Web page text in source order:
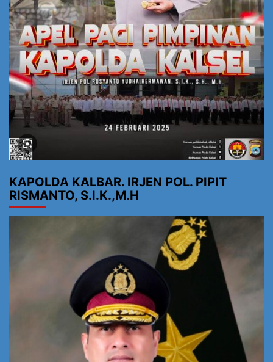
KAPOLDA KALBAR. IRJEN POL. PIPIT
RISMANTO, S.I.K.,M.H